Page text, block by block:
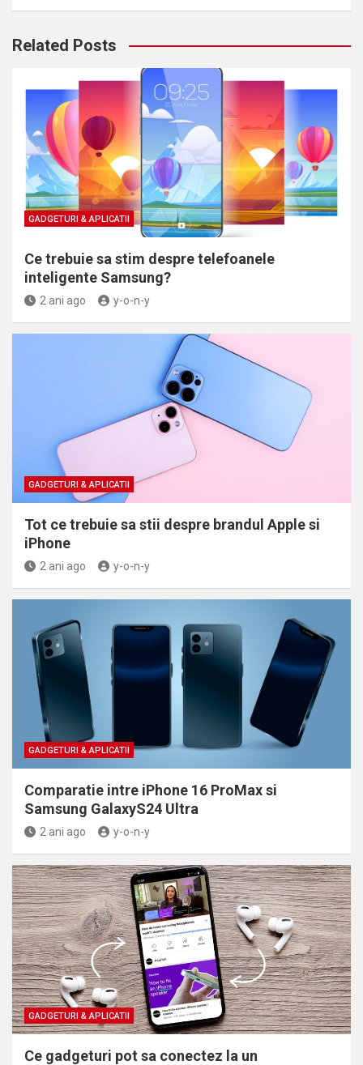
Related Posts
GADGETURI & APLICATII
Ce trebuie sa stim despre telefoanele
inteligente Samsung?
2 ani ago y-o-n-y
GADGETURI & APLICATII
Tot ce trebuie sa stii despre brandul Apple si
iPhone
2 ani ago y-o-n-y
GADGETURI & APLICATII
Comparatie intre iPhone 16 ProMax si
Samsung GalaxyS24 Ultra
2 ani ago y-o-n-y
GADGETURI & APLICATII
Ce gadgeturi pot sa conectez la un